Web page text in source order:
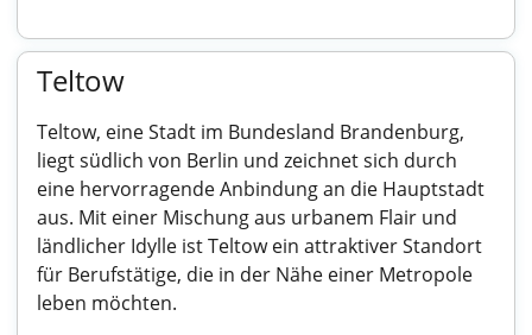
Teltow
Teltow, eine Stadt im Bundesland Brandenburg,
liegt südlich von Berlin und zeichnet sich durch
eine hervorragende Anbindung an die Hauptstadt
aus. Mit einer Mischung aus urbanem Flair und
ländlicher Idylle ist Teltow ein attraktiver Standort
für Berufstätige, die in der Nähe einer Metropole
leben möchten.